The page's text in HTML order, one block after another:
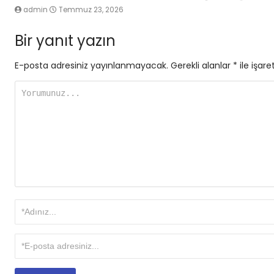
admin Temmuz 23, 2026
Bir yanıt yazın
E-posta adresiniz yayınlanmayacak. Gerekli alanlar * ile